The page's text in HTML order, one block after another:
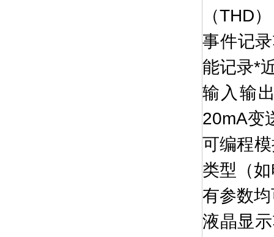
（THD
事件记
能记录*
输入输
20mA变
可编程
类型（
有参数
液晶显